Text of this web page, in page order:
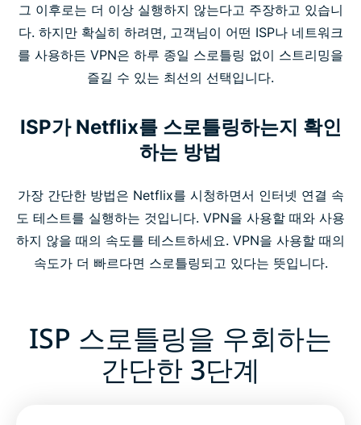
그 이후로는 더 이상 실행하지 않는다고 주장하고 있습니
다. 하지만 확실히 하려면, 고객님이 어떤 ISP나 네트워크
를 사용하든 VPN은 하루 종일 스로틀링 없이 스트리밍을
즐길 수 있는 최선의 선택입니다.
ISP가 Netflix를 스로틀링하는지 확인
하는 방법
가장 간단한 방법은 Netflix를 시청하면서 인터넷 연결 속
도 테스트를 실행하는 것입니다. VPN을 사용할 때와 사용
하지 않을 때의 속도를 테스트하세요. VPN을 사용할 때의
속도가 더 빠르다면 스로틀링되고 있다는 뜻입니다.
ISP 스로틀링을 우회하는
간단한 3단계